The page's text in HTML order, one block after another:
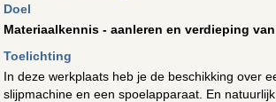
Doel
Materiaalkennis - aanleren en verdieping
Toelichting
In deze werkplaats heb je de beschikking over
slijpmachine en een spoelapparaat. En